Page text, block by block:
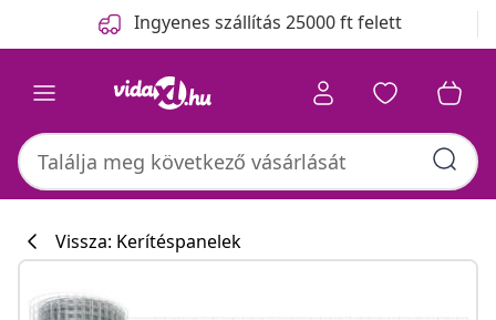
Ingyenes szállítás 25000 ft felett
Vissza: Kerítéspanelek